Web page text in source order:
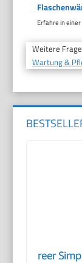
Erfahre in
Weitere
Wartung &
reer